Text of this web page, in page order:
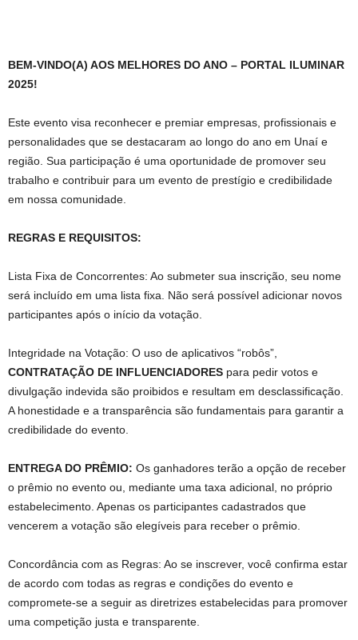
BEM-VINDO(A) AOS MELHORES DO ANO – PORTAL ILUMINAR
2025!
Este evento visa reconhecer e premiar empresas, profissionais e
personalidades que se destacaram ao longo do ano em Unaí e
região. Sua participação é uma oportunidade de promover seu
trabalho e contribuir para um evento de prestígio e credibilidade
em nossa comunidade.
REGRAS E REQUISITOS:
Lista Fixa de Concorrentes: Ao submeter sua inscrição, seu nome
será incluído em uma lista fixa. Não será possível adicionar novos
participantes após o início da votação.
Integridade na Votação: O uso de aplicativos “robôs”,
CONTRATAÇÃO DE INFLUENCIADORES para pedir votos e
divulgação indevida são proibidos e resultam em desclassificação.
A honestidade e a transparência são fundamentais para garantir a
credibilidade do evento.
ENTREGA DO PRÊMIO: Os ganhadores terão a opção de receber
o prêmio no evento ou, mediante uma taxa adicional, no próprio
estabelecimento. Apenas os participantes cadastrados que
vencerem a votação são elegíveis para receber o prêmio.
Concordância com as Regras: Ao se inscrever, você confirma estar
de acordo com todas as regras e condições do evento e
compromete-se a seguir as diretrizes estabelecidas para promover
uma competição justa e transparente.